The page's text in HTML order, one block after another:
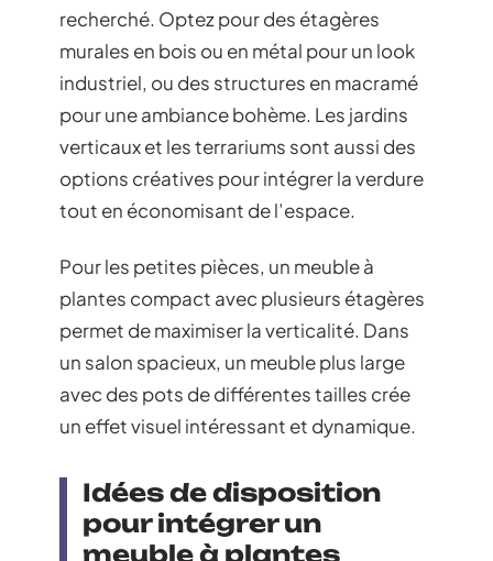
recherché. Optez pour des étagères
murales en bois ou en métal pour un look
industriel, ou des structures en macramé
pour une ambiance bohème. Les jardins
verticaux et les terrariums sont aussi des
options créatives pour intégrer la verdure
tout en économisant de l’espace.
Pour les petites pièces, un meuble à
plantes compact avec plusieurs étagères
permet de maximiser la verticalité. Dans
un salon spacieux, un meuble plus large
avec des pots de différentes tailles crée
un effet visuel intéressant et dynamique.
Idées de disposition
pour intégrer un
meuble à plantes